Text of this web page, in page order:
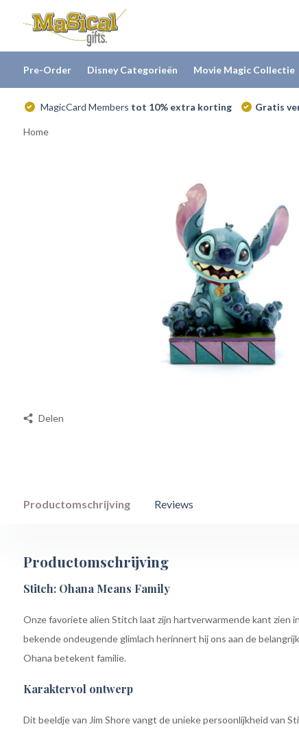
Pre-Order Disney Categorieën Movie Magic Collectie
MagicCard Members tot 10% extra korting Gratis
Home
Delen
Productomschrijving Reviews
Productomschrijving
Stitch: Ohana Means Family
Onze favoriete alien Stitch laat zijn hartverwarmende kant zien
bekende ondeugende glimlach herinnert hij ons aan de
Ohana betekent familie.
Karaktervol ontwerp
Dit beeldje van Jim Shore vangt de unieke persoonlijkheid van